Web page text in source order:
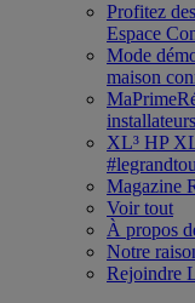
Profitez
Espace
Mode
maison
XL³ HP
Magazine
Voir tout
À propos
Notre
Rejoindre